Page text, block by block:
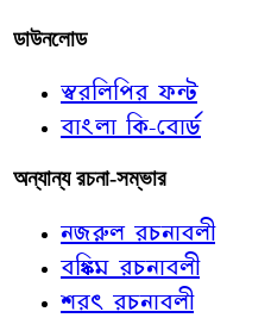
ডাউনলোড
স্বরলিপির ফন্ট
বাংলা কি-বোর্ড
অন্যান্য রচনা-সম্ভার
নজরুল রচনাবলী
বঙ্কিম রচনাবলী
শরৎ রচনাবলী